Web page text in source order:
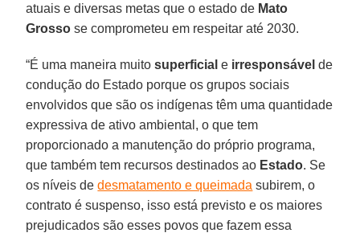
atuais e diversas metas que o estado de Mato
Grosso se comprometeu em respeitar até 2030.
“É uma maneira muitosuperficial e irresponsável de
condução do Estado porque os grupos sociais
envolvidos que são os indígenas têm uma quantidade
expressiva de ativo ambiental, o que tem
proporcionado a manutenção do próprio programa,
que também tem recursos destinados ao Estado. Se
os níveis dedesmatamento e queimada subirem, o
contrato é suspenso, isso está previsto e os maiores
prejudicados são esses povos que fazem essa